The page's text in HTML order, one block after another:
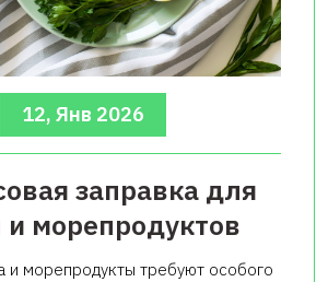
12, Янв 2026
заправка для
морепродуктов
и морепродукты требуют особого